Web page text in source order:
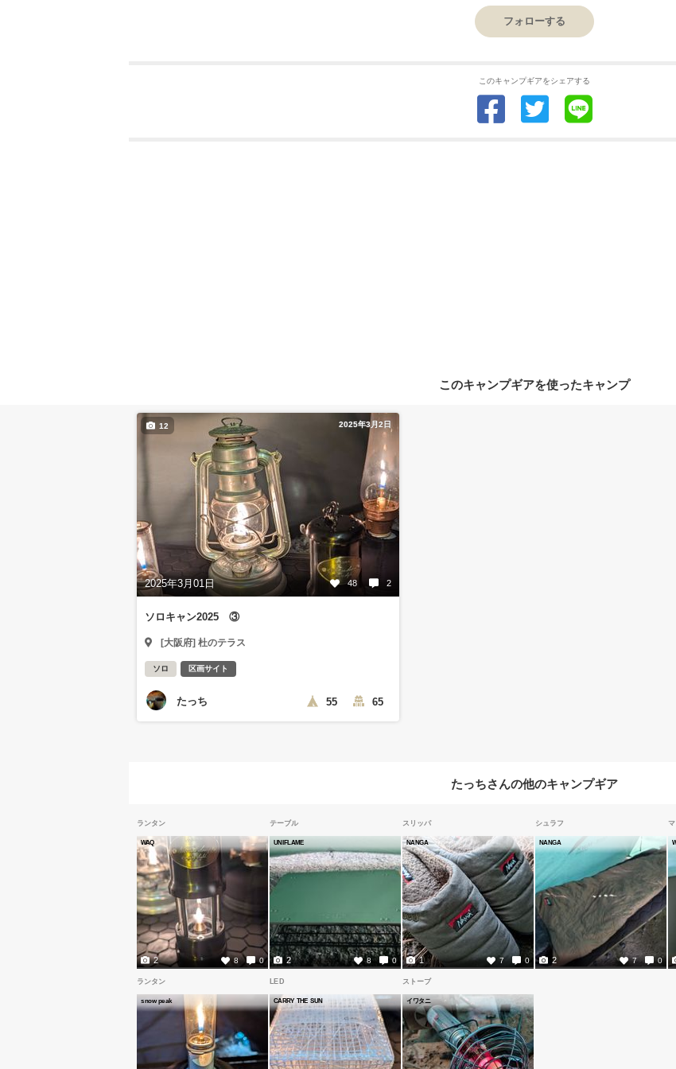
フォローする
このキャンプギアをシェアする
このキャンプギアを使ったキャンプ
2025年3月2日
2025年3月01日 48 2
12
ソロキャン2025 ③
[大阪府] 杜のテラス
ソロ 区画サイト
たっち 55 65
たっちさんの他のキャンプギア
ランタン
WAQ
8 0
2
テーブル
UNIFLAME
8 0
2
スリッパ
NANGA
7 0
1
シュラフ
NANGA
7 0
2
マ
ランタン
snow peak
LED
CARRY THE SUN
ストーブ
イワタニ